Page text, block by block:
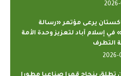
يرعى مؤتمر «رسالة
في إسلام آباد لتعزيز وحدة الأمة
التطرف
2026-